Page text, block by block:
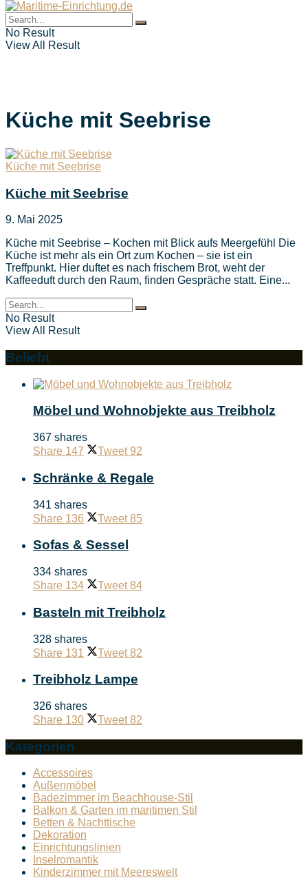
No Result
View All Result
Küche mit Seebrise
Küche mit Seebrise
Küche mit Seebrise
9. Mai 2025
Küche mit Seebrise – Kochen mit Blick aufs Meergefühl Die
Küche ist mehr als ein Ort zum Kochen – sie ist ein
Treffpunkt. Hier duftet es nach frischem Brot, weht der
Kaffeeduft durch den Raum, finden Gespräche statt. Eine...
No Result
View All Result
Beliebt
Möbel und Wohnobjekte aus Treibholz
367 shares
Share 147 Tweet 92
Schränke & Regale
341 shares
Share 136 Tweet 85
Sofas & Sessel
334 shares
Share 134 Tweet 84
Basteln mit Treibholz
328 shares
Share 131 Tweet 82
Treibholz Lampe
326 shares
Share 130 Tweet 82
Kategorien
Accessoires
Außenmöbel
Badezimmer im Beachhouse-Stil
Balkon & Garten im maritimen Stil
Betten & Nachttische
Dekoration
Einrichtungslinien
Inselromantik
Kinderzimmer mit Meereswelt